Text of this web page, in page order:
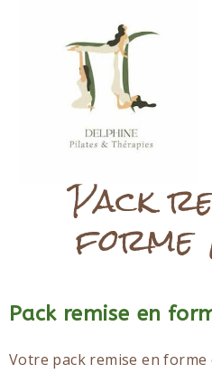
Pack
forme
Pack remise en
Votre pack remise en